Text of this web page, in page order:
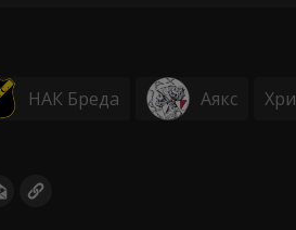
НАК Бреда Аякс